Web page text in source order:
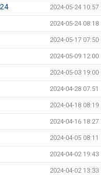
2024-05-24 10:57
2024-05-24 08:18
2024-05-17 07:50
2024-05-09 12:00
2024-05-03 19:00
2024-04-28 07:51
2024-04-18 08:19
2024-04-16 18:27
2024-04-05 08:11
2024-04-02 19:43
2024-04-02 13:33